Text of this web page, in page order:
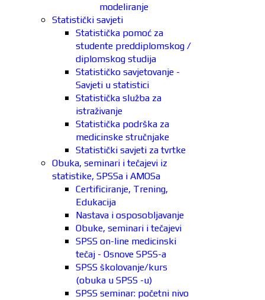
modeliranje
Statistički savjeti
Statistička pomoć za
studente preddiplomskog /
diplomskog studija
Statističko savjetovanje -
Savjeti u statistici
Statistička služba za
istraživanje
Statistička podrška za
medicinske stručnjake
Statistički savjeti za tvrtke
Obuka, seminari i tečajevi iz
statistike, SPSSa i AMOSa
Certificiranje, Trening,
Edukacija
Nastava i osposobljavanje
Obuke, seminari i tečajevi
SPSS on-line medicinski
tečaj - Osnove SPSS-a
SPSS školovanje/kurs
(obuka u SPSS -u)
SPSS seminar: početni nivo